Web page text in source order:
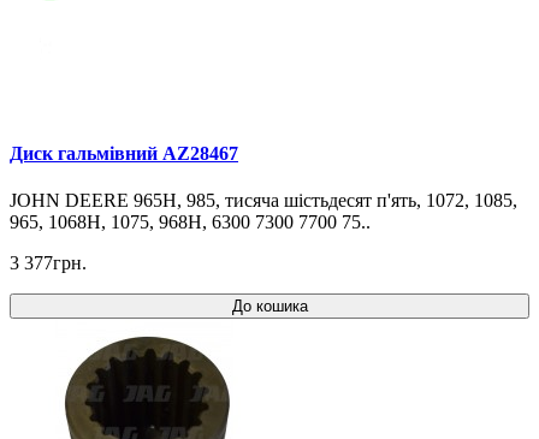
Диск гальмівний AZ28467
JOHN DEERE 965H, 985, тисяча шістьдесят п'ять, 1072, 1085,
965, 1068H, 1075, 968H, 6300 7300 7700 75..
3 377грн.
До кошика